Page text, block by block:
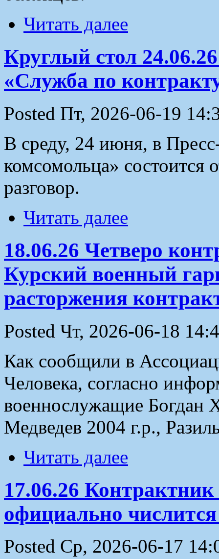
Читать далее
Круглый стол
«Служба по
Posted Пт, 2026-06-19
В среду, 24 июня, в
комсомольца» состоится
разговор.
Читать далее
18.06.26 Четверо
Курский военный
расторжения
Posted Чт, 2026-06-18
Как сообщили в
Человека, согласно
военнослужащие Богдан
Медведев 2004 г.р.,
Читать далее
17.06.26
официально
Posted Ср, 2026-06-17